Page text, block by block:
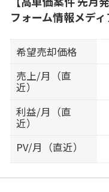
フォーム情報メディ
希望売却価格
売上/月（直
近）
利益/月（直
近）
PV/月（直近）